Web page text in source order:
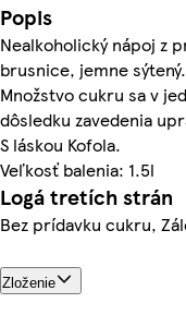
Popis
Nealkoholický nápoj z
brusnice, jemne sýtený.
Množstvo cukru sa v
dôsledku zavedenia
S láskou Kofola.
Veľkosť balenia: 1.5l
Logá tretích strán
Bez prídavku cukru,
Zloženie